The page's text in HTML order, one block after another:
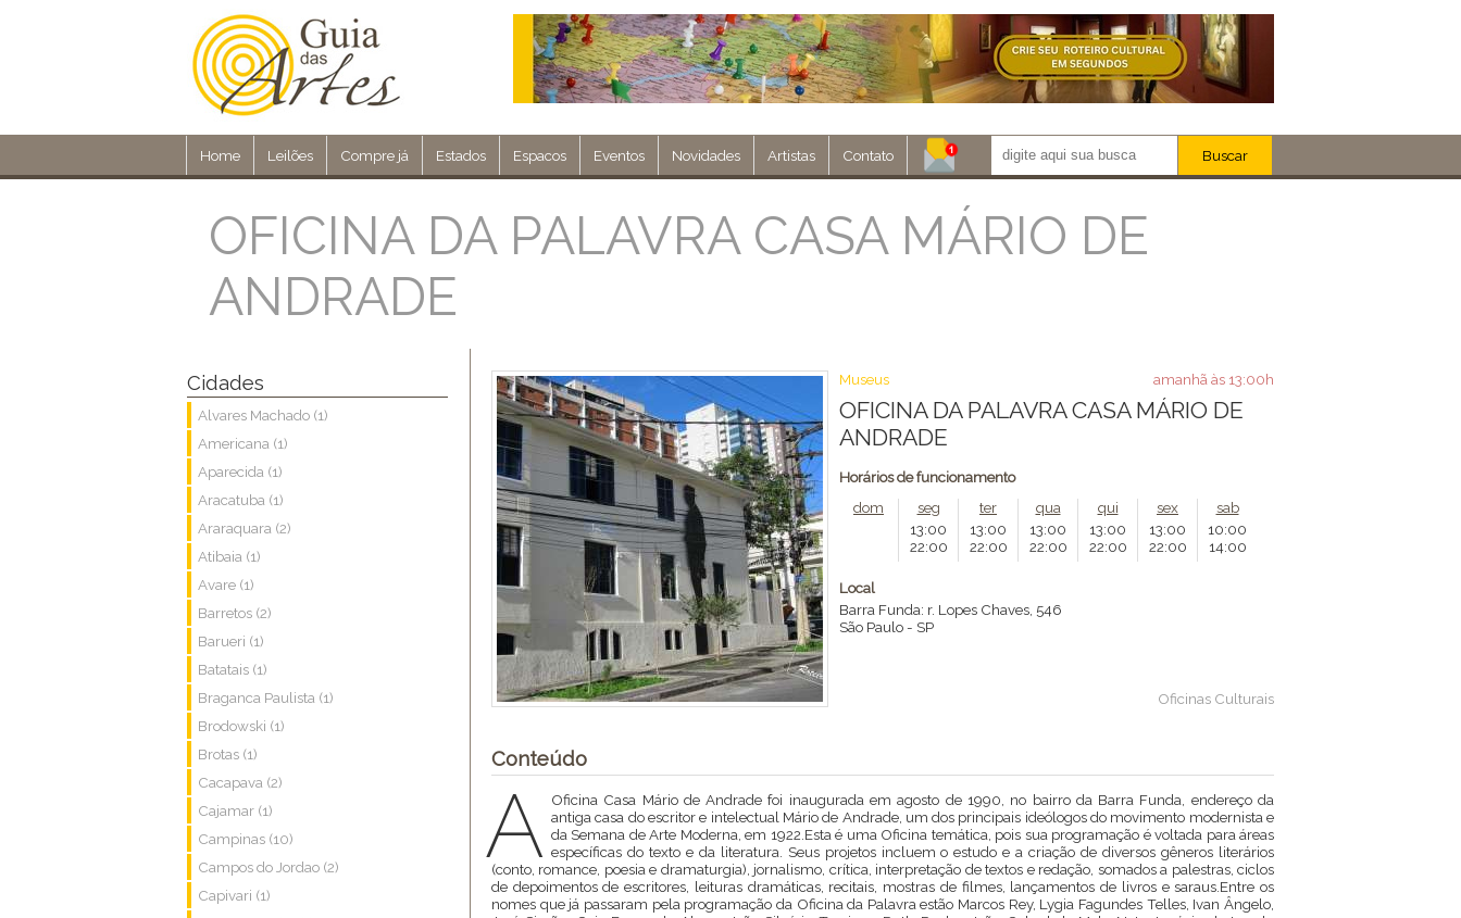
Home Leilões Compre já Estados Espacos Eventos Novidades Artistas Contato Buscar
OFICINA DA PALAVRA CASA MÁRIO DE
ANDRADE
Cidades
Alvares Machado (1)
Americana (1)
Aparecida (1)
Aracatuba (1)
Araraquara (2)
Atibaia (1)
Avare (1)
Barretos (2)
Barueri (1)
Batatais (1)
Braganca Paulista (1)
Brodowski (1)
Brotas (1)
Cacapava (2)
Cajamar (1)
Campinas (10)
Campos do Jordao (2)
Capivari (1)
amanhã às 13:00h
Museus
OFICINA DA PALAVRA CASA MÁRIO DE
ANDRADE
Horários de funcionamento
dom
seg
13:00
22:00
ter
13:00
22:00
qua
13:00
22:00
qui
13:00
22:00
sex
13:00
22:00
sab
10:00
14:00
Local
Barra Funda: r. Lopes Chaves, 546
São Paulo - SP
Oficinas Culturais
Conteúdo
A Oficina Casa Mário de Andrade foi inaugurada em agosto de 1990, no bairro da Barra Funda, endereço da
antiga casa do escritor e intelectual Mário de Andrade, um dos principais ideólogos do movimento modernista e
da Semana de Arte Moderna, em 1922.Esta é uma Oficina temática, pois sua programação é voltada para áreas
específicas do texto e da literatura. Seus projetos incluem o estudo e a criação de diversos gêneros literários
(conto, romance, poesia e dramaturgia), jornalismo, crítica, interpretação de textos e redação, somados a palestras, ciclos
de depoimentos de escritores, leituras dramáticas, recitais, mostras de filmes, lançamentos de livros e saraus.Entre os
nomes que já passaram pela programação da Oficina da Palavra estão Marcos Rey, Lygia Fagundes Telles, Ivan Ângelo,